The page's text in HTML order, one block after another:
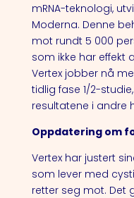
mRNA-teknologi,
Moderna. Denne
mot rundt 5 000
som ikke har effekt
Vertex jobber nå
tidlig fase 1/2-
resultatene i andre
Oppdatering om
Vertex har justert
som lever med
retter seg mot. Det